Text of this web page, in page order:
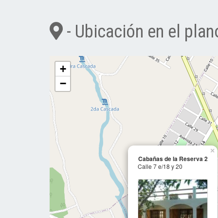
- Ubicación en el
Cabañas de la Reserva 2
Calle 7 e/18 y 20
×
+
−